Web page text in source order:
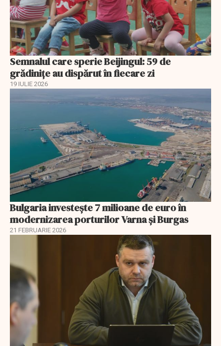
Semnalul care sperie Beijingul: 59 de
grădinițe au dispărut în fiecare zi
19 IULIE 2026
Bulgaria investește 7 milioane de euro în
modernizarea porturilor Varna și Burgas
21 FEBRUARIE 2026